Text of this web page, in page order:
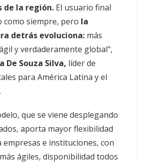
de la región. El usuario final
como siempre, pero la
detrás evoluciona: más
y verdaderamente global",
De Souza Silva, líder de
para América Latina y el
que se viene desplegando
aporta mayor flexibilidad
e instituciones, con
ágiles, disponibilidad todos